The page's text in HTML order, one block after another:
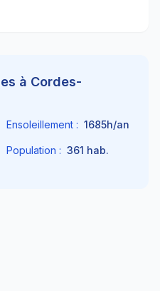
à Cordes-
Ensoleillement : 1685h/an
Population : 361 hab.